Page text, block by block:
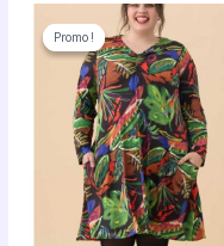
Promo !
Promo !
Le
prix
initial
était :
99.00 €.
actuel
est :
59.40 €.